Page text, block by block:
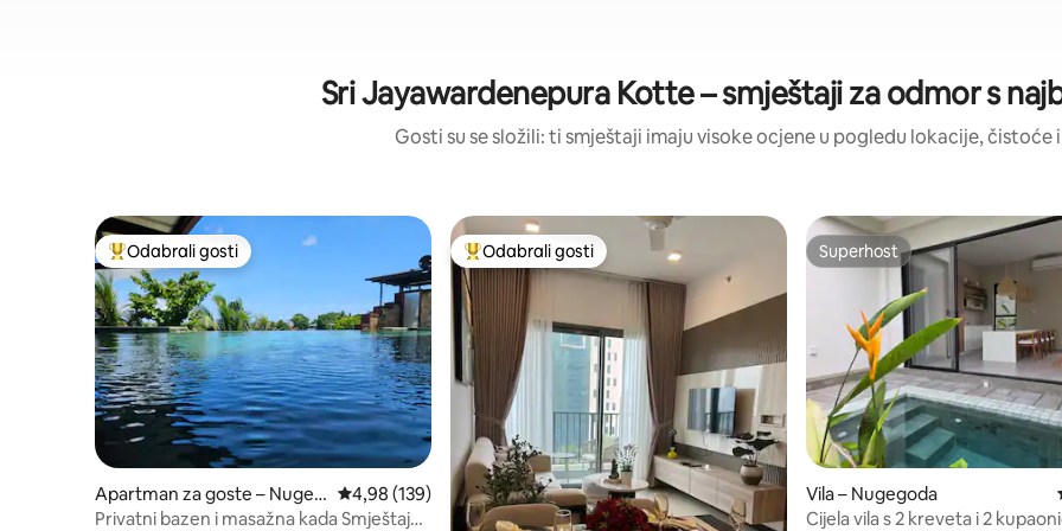
Sri Jayawardenepura Kotte – smještaji za odmor s
Gosti su se složili: ti smještaji imaju visoke ocjene u pogledu lokacije, čistoće
Među najviše rangiranima s oznakom „Odabrali gosti”
Odabrali gosti
Apartman za goste – Nugeg
oda
Prosječna ocjena: 4,98/5, recenzija: 139
4,98 (139)
Privatni bazen i masažna kada Smještaj
Među najviše rangiranima s oznakom „Odabrali gosti”
Odabrali gosti Superhost
Superhost
Vila – Nugegoda
Cijela vila s 2 kreveta i 2